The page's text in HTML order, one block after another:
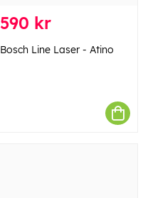
590 kr
Bosch Line Laser - Atino